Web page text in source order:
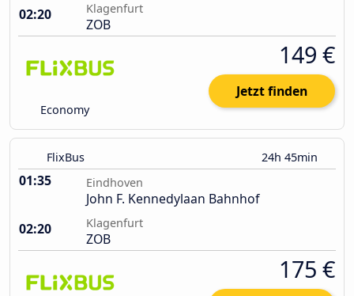
02:20
Klagenfurt
ZOB
Economy
149 €
Jetzt finden
FlixBus 24h 45min
01:35 Eindhoven
John F. Kennedylaan Bahnhof
02:20
Klagenfurt
ZOB
175 €